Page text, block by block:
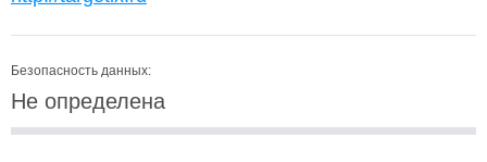
Безопасность данных:
Не определена